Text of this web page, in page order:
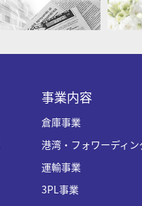
事業内容
倉庫事業
港湾・フォワーディ
運輸事業
3PL事業